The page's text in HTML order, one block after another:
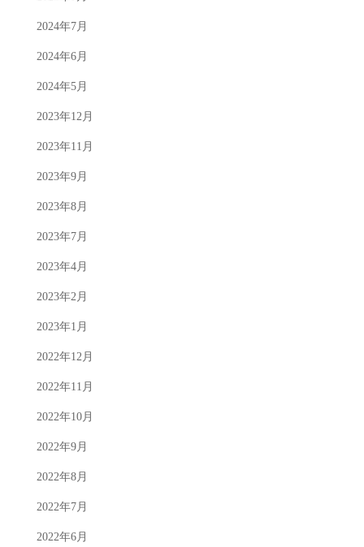
2024年7月
2024年6月
2024年5月
2023年12月
2023年11月
2023年9月
2023年8月
2023年7月
2023年4月
2023年2月
2023年1月
2022年12月
2022年11月
2022年10月
2022年9月
2022年8月
2022年7月
2022年6月